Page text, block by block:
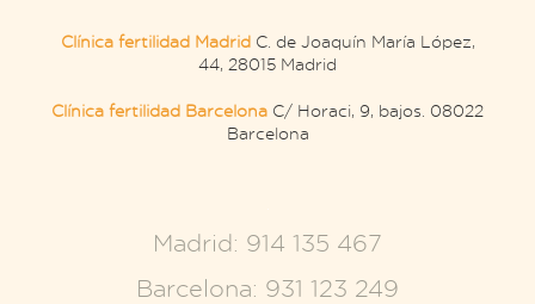
Clínica fertilidad MadridC. de Joaquín María López,
44, 28015 Madrid
Clínica fertilidad Barcelona C/ Horaci, 9, bajos. 08022
Barcelona
Madrid: 914 135 467
Barcelona: 931 123 249